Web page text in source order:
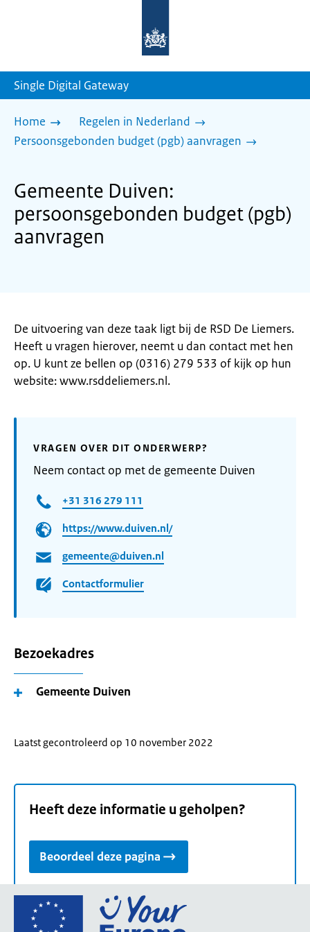
homepage
Single Digital Gateway
Home
Regelen in Nederland
Persoonsgebonden budget (pgb) aanvragen
Gemeente Duiven:
persoonsgebonden budget (pgb)
aanvragen
De uitvoering van deze taak ligt bij de RSD De Liemers.
Heeft u vragen hierover, neemt u dan contact met hen
op. U kunt ze bellen op (0316) 279 533 of kijk op hun
website: www.rsddeliemers.nl.
VRAGEN OVER DIT ONDERWERP?
Neem contact op met de gemeente Duiven
+31 316 279 111
https://www.duiven.nl/
gemeente@duiven.nl
Contactformulier
Bezoekadres
Gemeente Duiven
Laatst gecontroleerd op 10 november 2022
Heeft deze informatie u geholpen?
Beoordeel deze pagina
Ga